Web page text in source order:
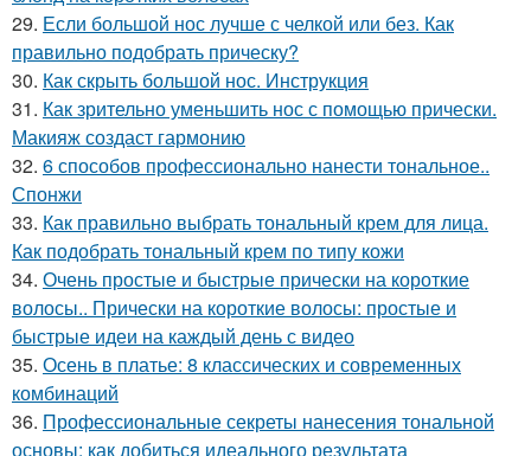
29. Если большой нос лучше с челкой или без. Как
правильно подобрать прическу?
30. Как скрыть большой нос. Инструкция
31. Как зрительно уменьшить нос с помощью прически.
Макияж создаст гармонию
32. 6 способов профессионально нанести тональное..
Спонжи
33. Как правильно выбрать тональный крем для лица.
Как подобрать тональный крем по типу кожи
34. Очень простые и быстрые прически на короткие
волосы.. Прически на короткие волосы: простые и
быстрые идеи на каждый день с видео
35. Осень в платье: 8 классических и современных
комбинаций
36. Профессиональные секреты нанесения тональной
основы: как добиться идеального результата